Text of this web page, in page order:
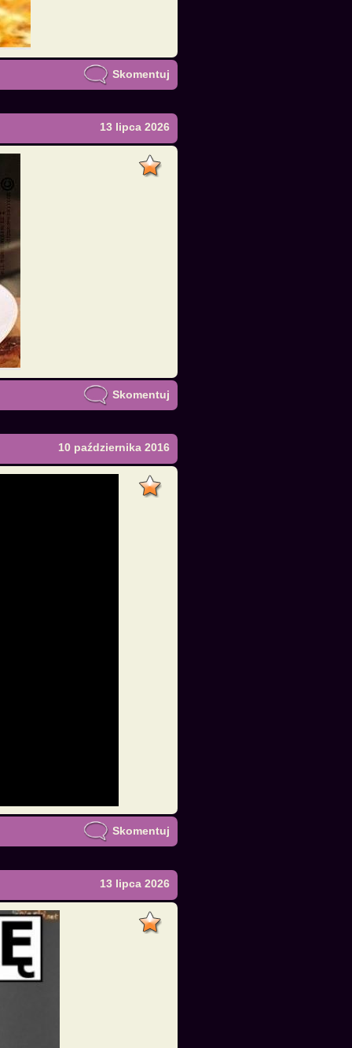
Skomentuj
13 lipca 2026
Skomentuj
10 października 2016
Skomentuj
13 lipca 2026